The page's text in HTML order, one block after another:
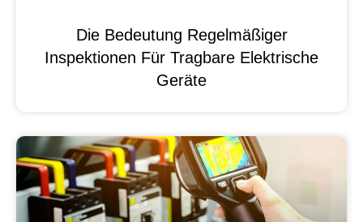
Die Bedeutung Regelmäßiger
Inspektionen Für Tragbare Elektrische
Geräte